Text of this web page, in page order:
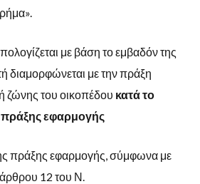
με βάση το εμβαδόν της
διαμορφώνεται με την πράξη
ζώνης του οικοπέδου κατά το
εφαρμογής
πράξης εφαρμογής, σύμφωνα με
12 του Ν.